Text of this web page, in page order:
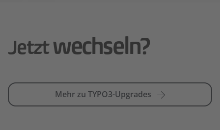
Jetztwechseln?
mehr zu TYPO3-Upgrades